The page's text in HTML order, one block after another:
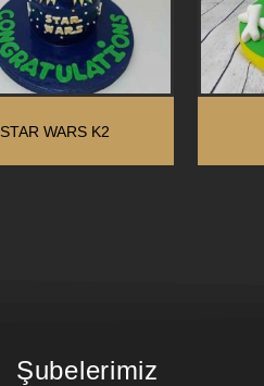
STAR WARS K2
Şubelerimiz